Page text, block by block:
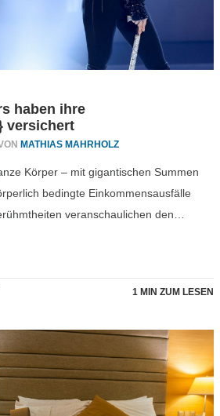
haben ihre
versichert
MATHIAS MAHRHOLZ
Körper – mit gigantischen Summen
bedingte Einkommensausfälle
veranschaulichen den…
1 MIN ZUM LESEN